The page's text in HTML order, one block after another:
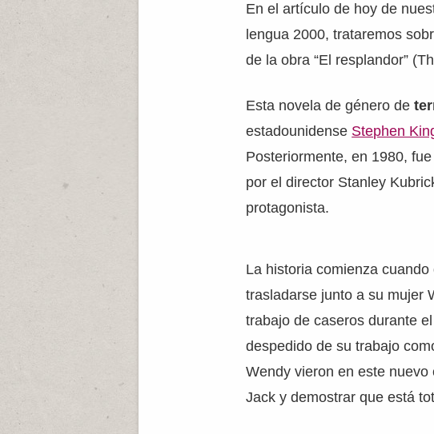
En el artículo de hoy de
lengua 2000, trataremos
de la obra “El resplandor”
Esta novela de género de
estadounidense Stephen
Posteriormente, en 1980,
por el director Stanley
protagonista.
La historia comienza
trasladarse junto a su mujer
trabajo de caseros durante
despedido de su trabajo
Wendy vieron en este
Jack y demostrar que está